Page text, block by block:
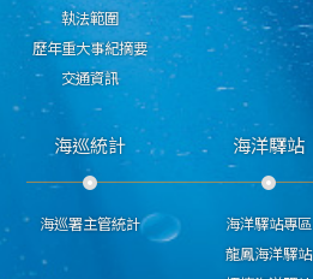
執法範圍
歷年重大事紀摘要
交通資訊
海巡統計
海巡署主管統計
海洋驛站
海洋驛站專區
龍鳳海洋驛站